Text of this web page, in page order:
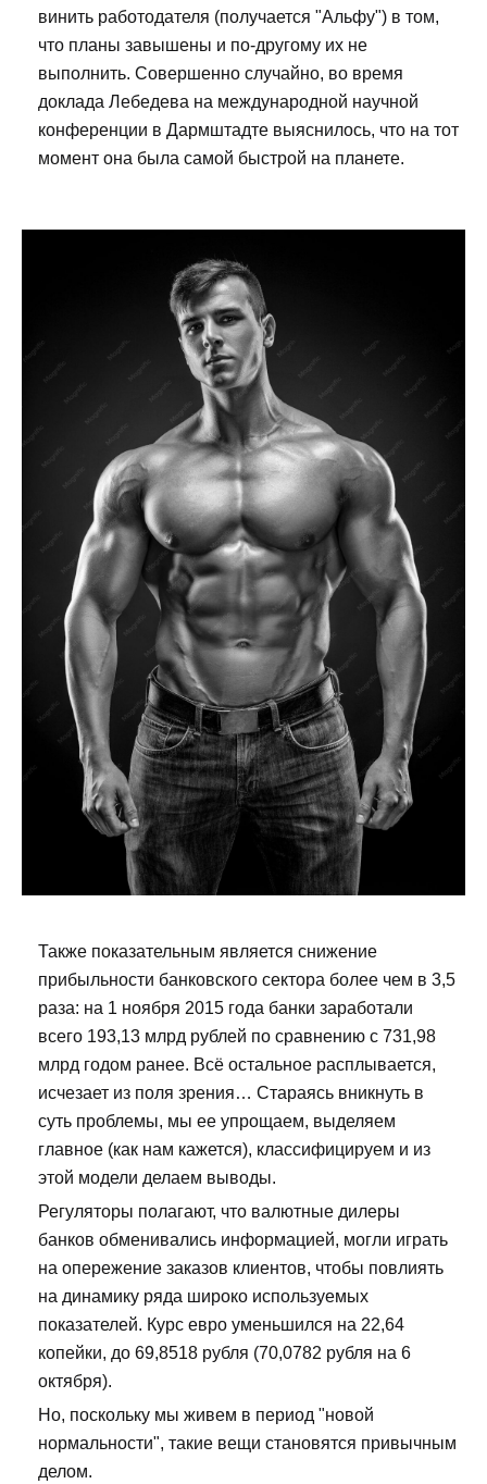
винить работодателя (получается "Альфу") в том,
что планы завышены и по-другому их не
выполнить. Совершенно случайно, во время
доклада Лебедева на международной научной
конференции в Дармштадте выяснилось, что на тот
момент она была самой быстрой на планете.
Также показательным является снижение
прибыльности банковского сектора более чем в 3,5
раза: на 1 ноября 2015 года банки заработали
всего 193,13 млрд рублей по сравнению с 731,98
млрд годом ранее. Всё остальное расплывается,
исчезает из поля зрения… Стараясь вникнуть в
суть проблемы, мы ее упрощаем, выделяем
главное (как нам кажется), классифицируем и из
этой модели делаем выводы.
Регуляторы полагают, что валютные дилеры
банков обменивались информацией, могли играть
на опережение заказов клиентов, чтобы повлиять
на динамику ряда широко используемых
показателей. Курс евро уменьшился на 22,64
копейки, до 69,8518 рубля (70,0782 рубля на 6
октября).
Но, поскольку мы живем в период "новой
нормальности", такие вещи становятся привычным
делом.